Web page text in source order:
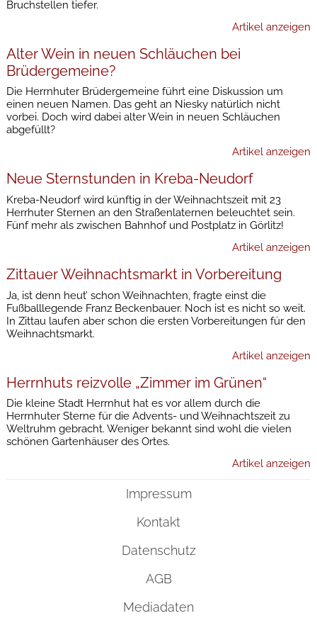
Bruchstellen tiefer.
Artikel anzeigen
Alter Wein in neuen Schläuchen bei
Brüdergemeine?
Die Herrnhuter Brüdergemeine führt eine Diskussion um
einen neuen Namen. Das geht an Niesky natürlich nicht
vorbei. Doch wird dabei alter Wein in neuen Schläuchen
abgefüllt?
Artikel anzeigen
Neue Sternstunden in Kreba-Neudorf
Kreba-Neudorf wird künftig in der Weihnachtszeit mit 23
Herrhuter Sternen an den Straßenlaternen beleuchtet sein.
Fünf mehr als zwischen Bahnhof und Postplatz in Görlitz!
Artikel anzeigen
Zittauer Weihnachtsmarkt in Vorbereitung
Ja, ist denn heut’ schon Weihnachten, fragte einst die
Fußballlegende Franz Beckenbauer. Noch ist es nicht so weit.
In Zittau laufen aber schon die ersten Vorbereitungen für den
Weihnachtsmarkt.
Artikel anzeigen
Herrnhuts reizvolle „Zimmer im Grünen“
Die kleine Stadt Herrnhut hat es vor allem durch die
Herrnhuter Sterne für die Advents- und Weihnachtszeit zu
Weltruhm gebracht. Weniger bekannt sind wohl die vielen
schönen Gartenhäuser des Ortes.
Artikel anzeigen
Impressum
Kontakt
Datenschutz
AGB
Mediadaten